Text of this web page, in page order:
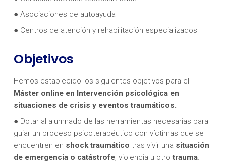
● Asociaciones de autoayuda
● Centros de atención y rehabilitación especializados
Objetivos
Hemos establecido los siguientes objetivos para el
Máster online en Intervención psicológica en
situaciones de crisis y eventos traumáticos.
● Dotar al alumnado de las herramientas necesarias para
guiar un proceso psicoterapéutico con víctimas que se
encuentren en shock traumático tras vivir una situación
de emergencia o catástrofe, violencia u otrotrauma.